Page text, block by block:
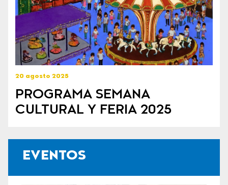
20 agosto 2025
PROGRAMA SEMANA
CULTURAL Y FERIA 2025
EVENTOS